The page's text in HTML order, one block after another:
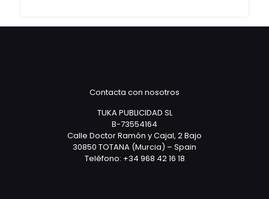
Contacta con nosotros
TUKA PUBLICIDAD SL
B-73554164
Calle Doctor Ramón y Cajal, 2 Bajo
30850 TOTANA (Murcia) – Spain
Teléfono: +34 968 42 16 18